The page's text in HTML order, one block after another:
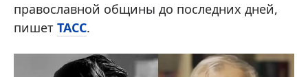
православной общины до последних дней,
пишет ТАСС.